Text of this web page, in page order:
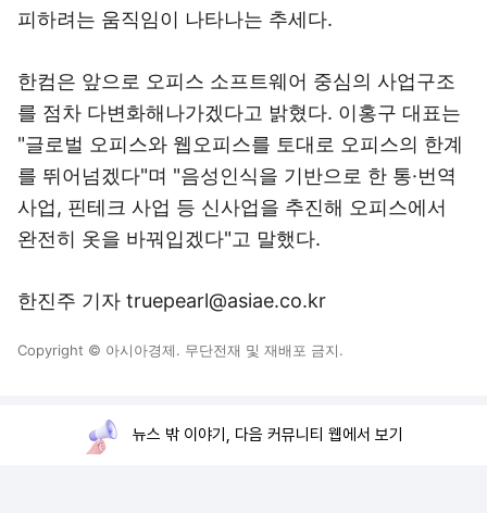
피하려는 움직임이 나타나는 추세다.
한컴은 앞으로 오피스 소프트웨어 중심의 사업구조
를 점차 다변화해나가겠다고 밝혔다. 이홍구 대표는
"글로벌 오피스와 웹오피스를 토대로 오피스의 한계
를 뛰어넘겠다"며 "음성인식을 기반으로 한 통·번역
사업, 핀테크 사업 등 신사업을 추진해 오피스에서
완전히 옷을 바꿔입겠다"고 말했다.
한진주 기자 truepearl@asiae.co.kr
Copyright © 아시아경제. 무단전재 및 재배포 금지.
뉴스 밖 이야기, 다음 커뮤니티 웹에서 보기